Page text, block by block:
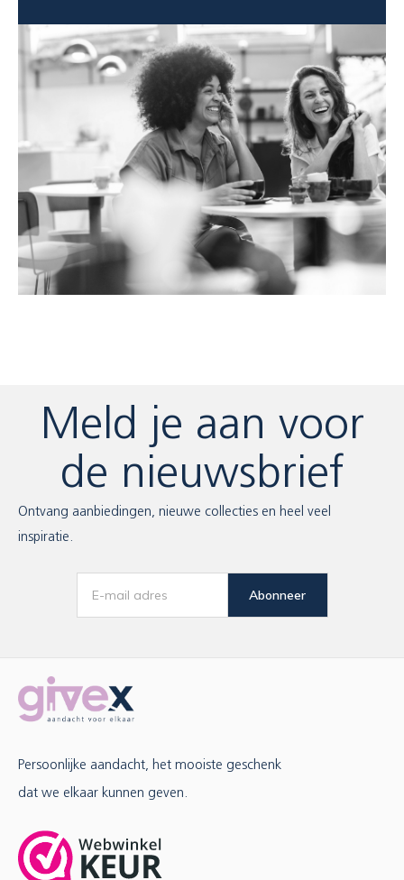
Meld je aan voor
de nieuwsbrief
Ontvang aanbiedingen, nieuwe collecties en heel veel
inspiratie.
Abonneer
Persoonlijke aandacht, het mooiste geschenk
dat we elkaar kunnen geven.